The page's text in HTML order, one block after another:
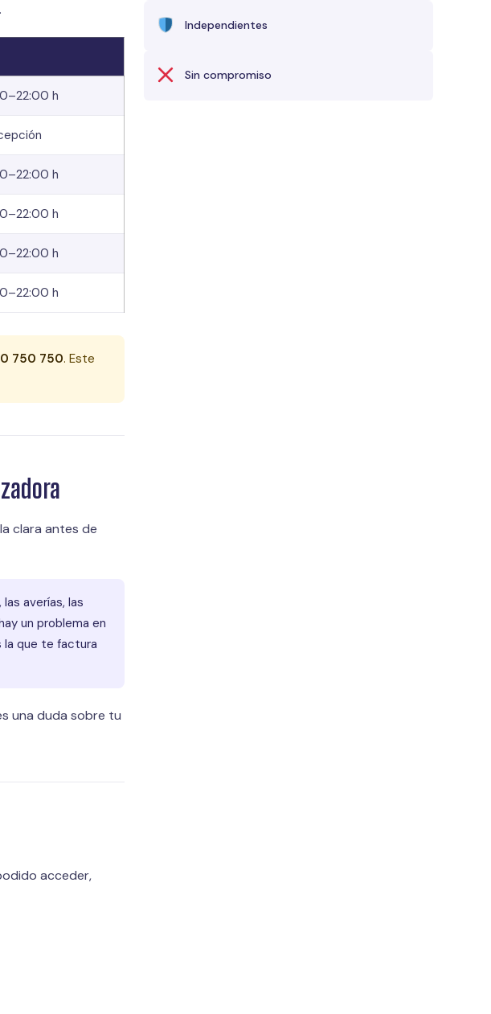
h
h
h
h
h
750 750. Este
clara antes de
averías, las
un problema en
la que te factura
una duda sobre tu
acceder,
Independientes
Sin compromiso